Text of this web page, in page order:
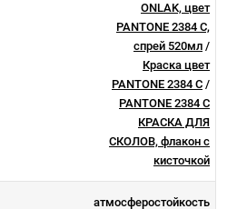
ONLAK, цвет
PANTONE 2384 C,
спрей 520мл /
Краска цвет
PANTONE 2384 C /
PANTONE 2384 C
КРАСКА ДЛЯ
СКОЛОВ, флакон с
кисточкой
атмосферостойкоcть